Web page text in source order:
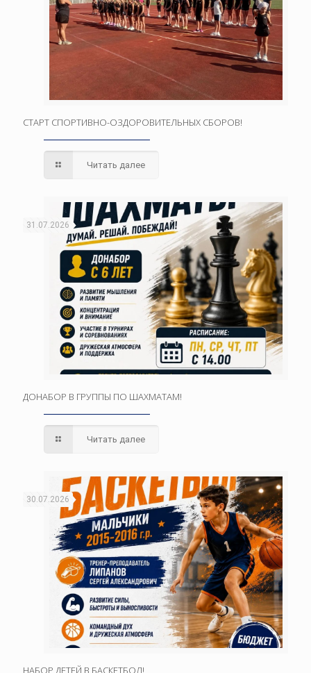
СТАРТ СПОРТИВНО-ОЗДОРОВИТЕЛЬНЫХ СБОРОВ!
Читать далее
31.07.2026
ДОНАБОР В ГРУППЫ ПО ШАХМАТАМ!
Читать далее
30.07.2026
НАБОР ДЕТЕЙ В БАСКЕТБОЛ!